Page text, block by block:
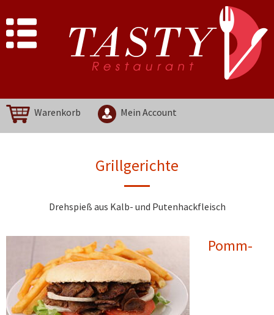
Warenkorb Mein Account
Grillgerichte
Drehspieß aus Kalb- und Putenhackfleisch
Pomm-